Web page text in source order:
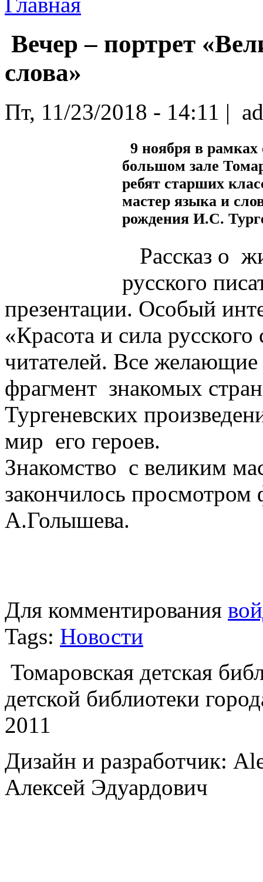
Вечер – портрет
слова»
Пт, 11/23/2018 - 14:11 |
9 ноября в
большом зале
ребят старших
мастер языка и
рождения И.С.
Рассказ о
русского
презентации. Особый
«Красота и сила
читателей. Все
фрагмент знакомых
Тургеневских
мир его героев.
Знакомство с великим
закончилось
А.Голышева.
Для комментирования
Tags: Новости
Томаровская детская
детской библиотеки
2011
Дизайн и разработчик:
Алексей Эдуардович